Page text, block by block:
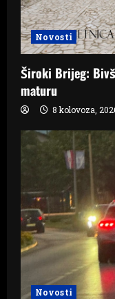
Novosti
Široki Brijeg:
maturu
8 kolovoza,
Novosti